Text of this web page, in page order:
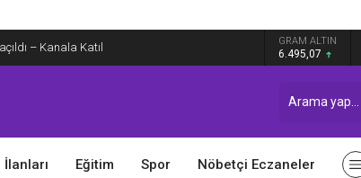
– Kanala Katıl GRAM ALTIN
6.495,07
İlanları Eğitim Spor Nöbetçi Eczaneler